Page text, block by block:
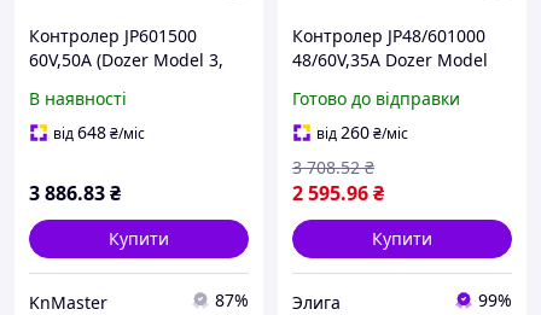
Контролер JP601500
60V,50A (Dozer Model 3,
В наявності
від648₴/міс
3 886.83₴
Купити
KnMaster 87%
Контролер JP48/601000
48/60V,35A Dozer Model
Готово до відправки
від260₴/міс
2 595.96₴
3 708.52 ₴
Купити
Элига 99%